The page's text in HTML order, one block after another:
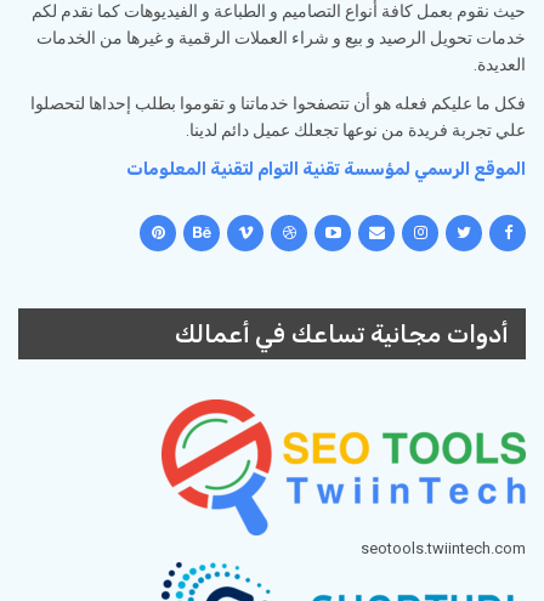
حيث نقوم بعمل كافة أنواع التصاميم و الطباعة و الفيديوهات كما نقدم لكم
خدمات تحويل الرصيد و بيع و شراء العملات الرقمية و غيرها من الخدمات
العديدة.
فكل ما عليكم فعله هو أن تتصفحوا خدماتنا و تقوموا بطلب إحداها لتحصلوا
علي تجربة فريدة من نوعها تجعلك عميل دائم لدينا.
الموقع الرسمي لمؤسسة تقنية التوام لتقنية المعلومات
أدوات مجانية تساعك في أعمالك
seotools.twiintech.com